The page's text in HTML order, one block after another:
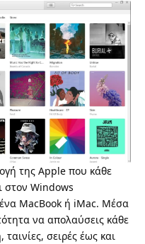
της Apple που κάθε
στον Windows
ένα MacBook ή iMac. Μέσα
να απολαύσεις κάθε
σειρές έως και